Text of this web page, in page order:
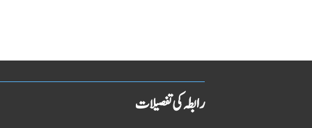
رابطہ کی تفصیلات